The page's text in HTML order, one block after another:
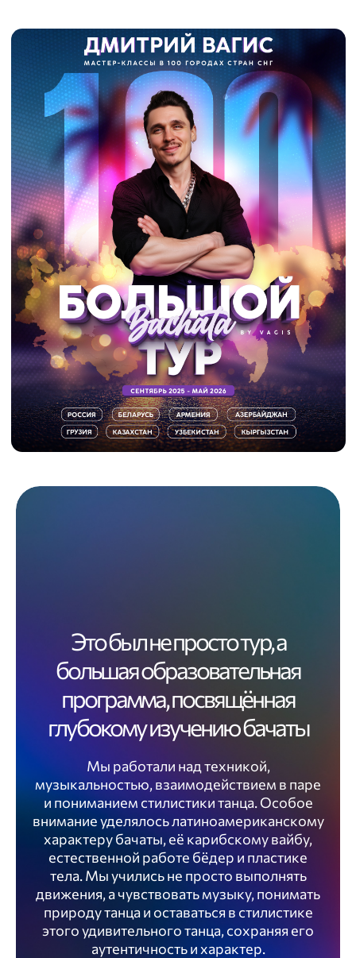
Это был не просто тур, а
большая образовательная
программа, посвящённая
глубокому изучению бачаты
Мы работали над техникой,
музыкальностью, взаимодействием в паре
и пониманием стилистики танца. Особое
внимание уделялось латиноамериканскому
характеру бачаты, её карибскому вайбу,
естественной работе бёдер и пластике
тела. Мы учились не просто выполнять
движения, а чувствовать музыку, понимать
природу танца и оставаться в стилистике
этого удивительного танца, сохраняя его
аутентичность и характер.
Большой Бачата-тур стал достойным
завершением десятилетнего этапа выездной
Каждая остановка тура стала
отдельной историей, а вместе
они сложились в масштабное
путешествие через страны,
города и танцевальные
сообщества